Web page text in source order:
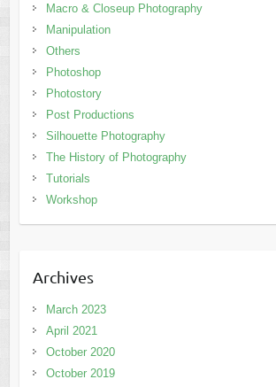
Macro & Closeup Photography
Manipulation
Others
Photoshop
Photostory
Post Productions
Silhouette Photography
The History of Photography
Tutorials
Workshop
Archives
March 2023
April 2021
October 2020
October 2019